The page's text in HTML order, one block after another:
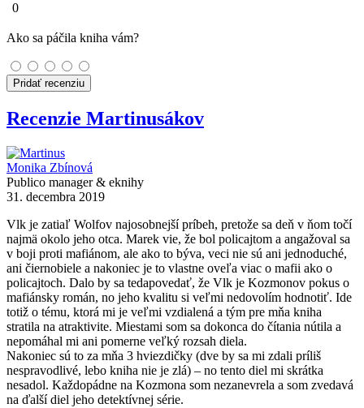
0
Ako sa páčila kniha vám?
Pridať recenziu
Recenzie Martinusákov
Monika Zbínová
Publico manager & eknihy
31. decembra 2019
Vlk je zatiaľ Wolfov najosobnejší príbeh, pretože sa deň v ňom točí
najmä okolo jeho otca. Marek vie, že bol policajtom a angažoval sa
v boji proti mafiánom, ale ako to býva, veci nie sú ani jednoduché,
ani čiernobiele a nakoniec je to vlastne oveľa viac o mafii ako o
policajtoch. Dalo by sa tedapovedať, že Vlk je Kozmonov pokus o
mafiánsky román, no jeho kvalitu si veľmi nedovolím hodnotiť. Ide
totiž o tému, ktorá mi je veľmi vzdialená a tým pre mňa kniha
stratila na atraktivite. Miestami som sa dokonca do čítania nútila a
nepomáhal mi ani pomerne veľký rozsah diela.
Nakoniec sú to za mňa 3 hviezdičky (dve by sa mi zdali príliš
nespravodlivé, lebo kniha nie je zlá) – no tento diel mi skrátka
nesadol. Každopádne na Kozmona som nezanevrela a som zvedavá
na ďalší diel jeho detektívnej série.